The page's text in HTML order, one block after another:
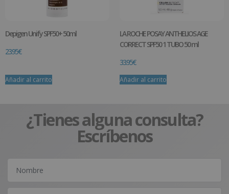
Depigen Unify SPF50+ 50ml
23.95€
Añadir al carrito
LA ROCHE POSAY ANTHELIOS AGE
CORRECT SPF50 1 TUBO 50 ml
33.95€
Añadir al carrito
¿Tienes alguna consulta?
Escríbenos